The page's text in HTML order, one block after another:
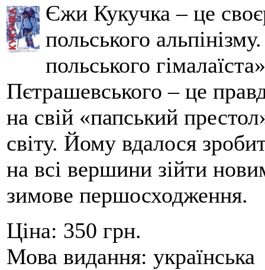
Єжи Кукучка – це
польського
польського
Пєтрашевського – це
на свій «папський
світу. Йому вдалося
на всі вершини зійти
зимове першосходження.
Ціна: 350 грн.
Мова видання: українська